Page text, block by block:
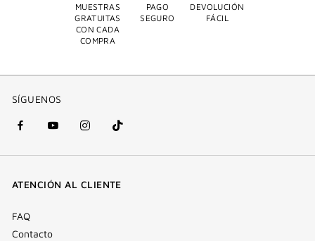
MUESTRAS
GRATUITAS
CON CADA
COMPRA
PAGO
SEGURO
DEVOLUCIÓN
FÁCIL
SÍGUENOS
Facebook
(nueva
YouTube
(nueva
Instagram
(nueva
Tik
Tok
ventana)
ATENCIÓN AL CLIENTE
FAQ
Contacto